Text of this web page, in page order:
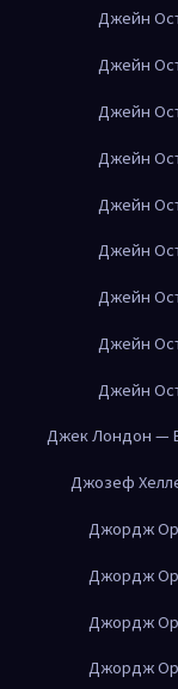
Джейн
Джейн
Джейн
Джейн
Джейн
Джейн
Джейн
Джейн
Джейн
Джек Лондон —
Джозеф
Джордж
Джордж
Джордж
Джордж